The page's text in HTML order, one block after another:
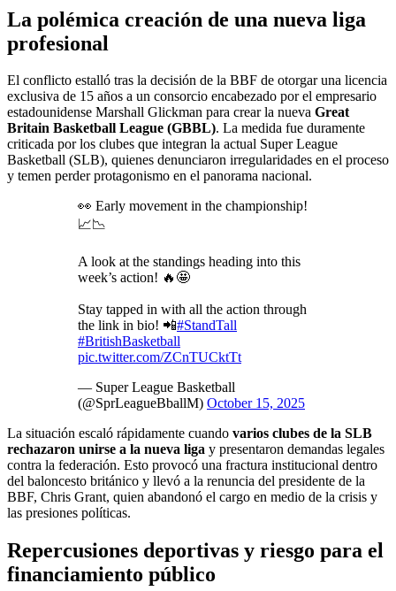
La polémica creación de una nueva liga
profesional
El conflicto estalló tras la decisión de la BBF de otorgar una licencia
exclusiva de 15 años a un consorcio encabezado por el empresario
estadounidense Marshall Glickman para crear la nueva Great
Britain Basketball League (GBBL). La medida fue duramente
criticada por los clubes que integran la actual Super League
Basketball (SLB), quienes denunciaron irregularidades en el proceso
y temen perder protagonismo en el panorama nacional.
👀 Early movement in the championship!
📈📉
A look at the standings heading into this
week’s action! 🔥🤩
Stay tapped in with all the action through
the link in bio! 📲#StandTall
#BritishBasketball
pic.twitter.com/ZCnTUCktTt
— Super League Basketball
(@SprLeagueBballM) October 15, 2025
La situación escaló rápidamente cuando varios clubes de la SLB
rechazaron unirse a la nueva liga y presentaron demandas legales
contra la federación. Esto provocó una fractura institucional dentro
del baloncesto británico y llevó a la renuncia del presidente de la
BBF, Chris Grant, quien abandonó el cargo en medio de la crisis y
las presiones políticas.
Repercusiones deportivas y riesgo para el
financiamiento público